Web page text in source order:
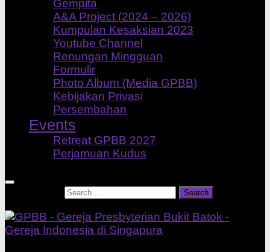
Gempita
A&A Project (2024 – 2026)
Kumpulan Kesaksian 2023
Youtube Channel
Renungan Mingguan
Formulir
Photo Album (Media GPBB)
Kebijakan Privasi
Persembahan
Events
Retreat GPBB 2027
Perjamuan Kudus